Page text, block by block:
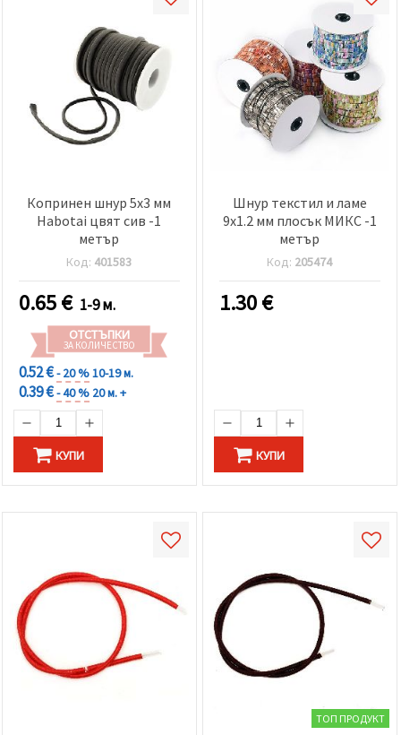
Копринен шнур 5x3 мм
Habotai цвят сив -1
метър
Код: 401583
0.65€ 1-9 м.
ОТСТЪПКИ
ЗА КОЛИЧЕСТВО
0.52 €- 20 %10-19 м.
0.39 €- 40 % 20 м. +
КУПИ
Шнур текстил и ламе
9x1.2 мм плосък МИКС -1
метър
Код: 205474
1.30€
КУПИ
ТОП ПРОДУКТ